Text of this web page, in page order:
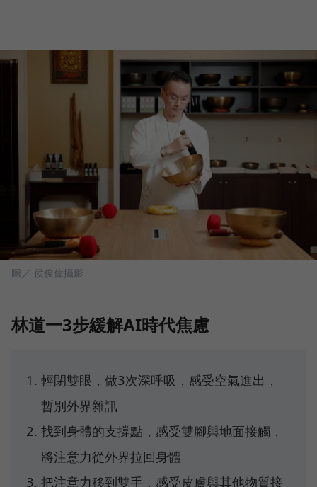
圖／ 侯俊偉攝影
林道一3步緩解AI時代焦慮
輕閉雙眼，做3次深呼吸，感受空氣進出，
暫別外界雜訊
找到身體的支撐點，感受雙腳與地面接觸，
將注意力從外界拉回身體
把注意力移到雙手，感受皮膚與其他物質接